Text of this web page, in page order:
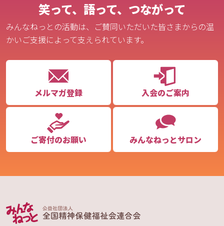
笑って、語って、つながって
みんなねっとの活動は、ご賛同いただいた皆さまからの温
かいご支援によって支えられています。
メルマガ登録 入会のご案内
ご寄付のお願い みんなねっとサロン